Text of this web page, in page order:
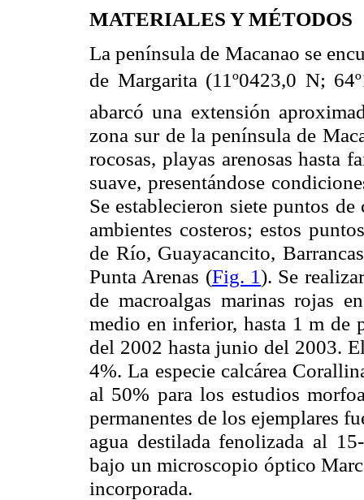
MATERIALES Y MÉTODOS
La península de Macanao se
de Margarita (11º0423,0 N;
abarcó una extensión
zona sur de la península de
rocosas, playas arenosas hasta
suave, presentándose
Se establecieron siete puntos
ambientes costeros; estos
de Río, Guayacancito,
Punta Arenas (Fig. 1). Se
de macroalgas marinas rojas
medio en inferior, hasta 1 m de
del 2002 hasta junio del 2003.
4%. La especie calcárea
al 50% para los estudios
permanentes de los ejemplares
agua destilada fenolizada al
bajo un microscopio óptico
incorporada.